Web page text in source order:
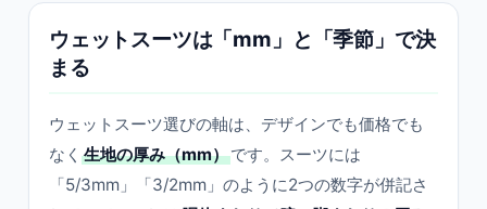
ウェットスーツは「mm」と「季節」で決
まる
ウェットスーツ選びの軸は、デザインでも価格でも
なく 生地の厚み（mm）です。スーツには
「5/3mm」「3/2mm」のように2つの数字が併記さ